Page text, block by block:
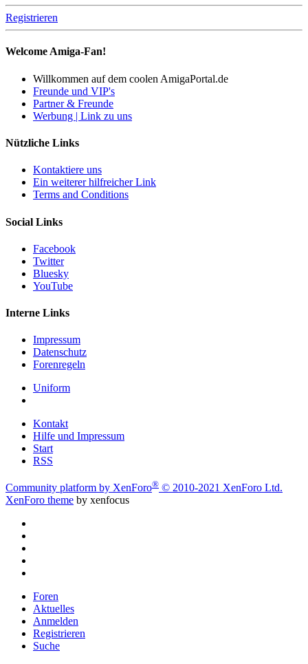
Registrieren
Welcome Amiga-Fan!
Willkommen auf dem coolen AmigaPortal.de
Freunde und VIP's
Partner & Freunde
Werbung | Link zu uns
Nützliche Links
Kontaktiere uns
Ein weiterer hilfreicher Link
Terms and Conditions
Social Links
Facebook
Twitter
Bluesky
YouTube
Interne Links
Impressum
Datenschutz
Forenregeln
Uniform
Kontakt
Hilfe und Impressum
Start
RSS
Community platform by XenForo® © 2010-2021 XenForo Ltd.
XenForo theme by xenfocus
Foren
Aktuelles
Anmelden
Registrieren
Suche